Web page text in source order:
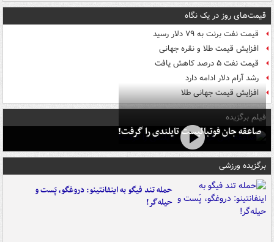
قیمت‌های روز در یک نگاه
قیمت نفت برنت به ۷۹ دلار رسید
افزایش قیمت طلا و نقره جهانی
قیمت نفت ۵ درصد کاهش یافت
رشد آرام دلار ادامه دارد
افزایش قیمت جهانی طلا
فیلم برگزیده
صاعقه جان فوتبالیست تایلندی را گرفت!
برگزیده ورزشی
حمله تند فیگو به اینفانتینو: دروغگو، پَست‌ و
حیله‌گر!